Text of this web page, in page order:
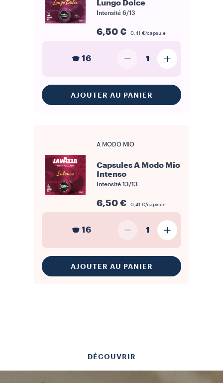
Lungo Dolce
Intensité 6/13
6,50 € 0,41 €/capsule
16 1
AJOUTER AU PANIER
A MODO MIO
Capsules A Modo Mio
Intenso
Intensité 13/13
6,50 € 0,41 €/capsule
16 1
AJOUTER AU PANIER
DÉCOUVRIR